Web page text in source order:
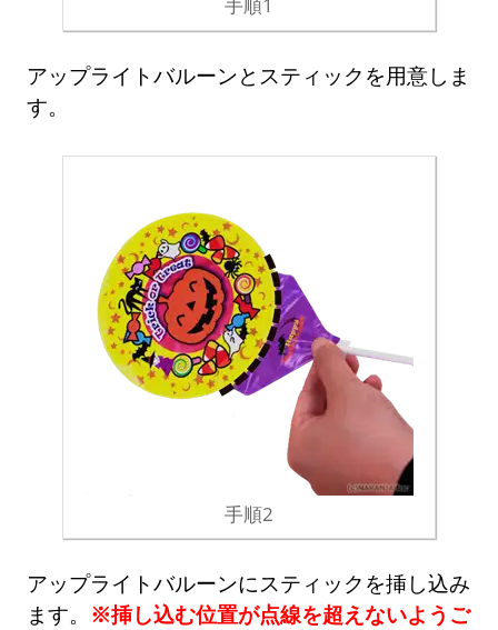
手順1
アップライトバルーンとスティックを用意しま
す。
手順2
アップライトバルーンにスティックを挿し込み
ます。 ※挿し込む位置が点線を超えないようご